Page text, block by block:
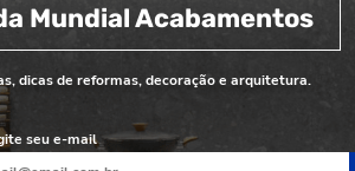
Mundial Acabamentos
dicas de reformas, decoração e arquitetura.
seu e-mail